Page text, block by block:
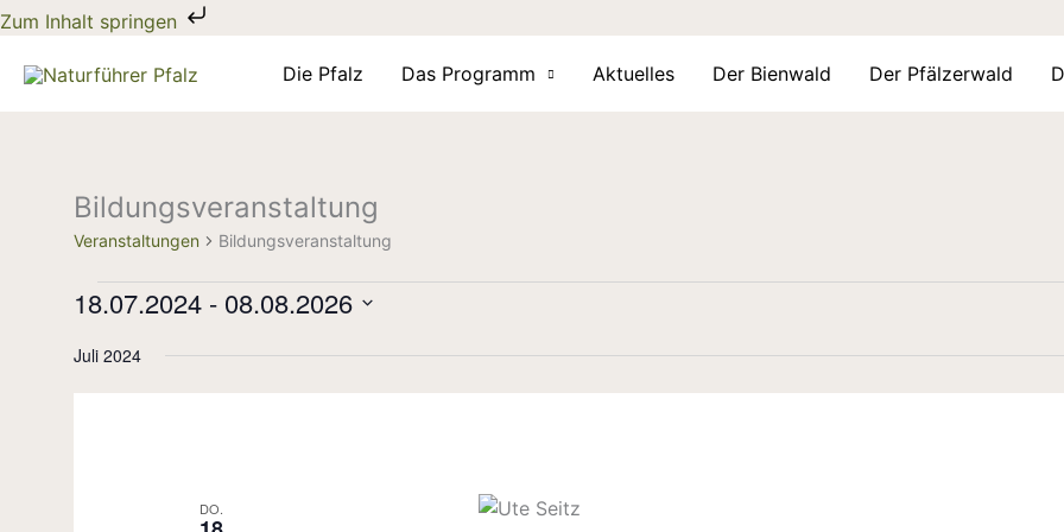
Zum Inhalt springen
Zum
springen
Die Pfalz Das Programm Aktuelles Der Bienwald Der Pfälzerwald
Bildungsveranstaltung
Veranstaltungen Bildungsveranstaltung
Veranstaltungen
18.07.2024 - 08.08.2026
wählen.
Juli 2024
DO.